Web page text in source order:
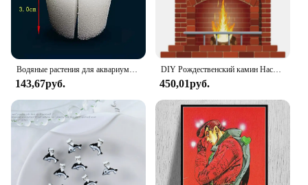
Водяные растения для аквариума с фиксированным основанием, посадочная раковина, украшения для аквариума, керамическое кольцо, крепежный горшок для водных растений в горошек
143,67руб.
DIY Рождественский камин Настенный декор наклейка искусственный камин с наклейкой для комнаты кухни наклейка в форме пламени 50x70 см
450,01руб.